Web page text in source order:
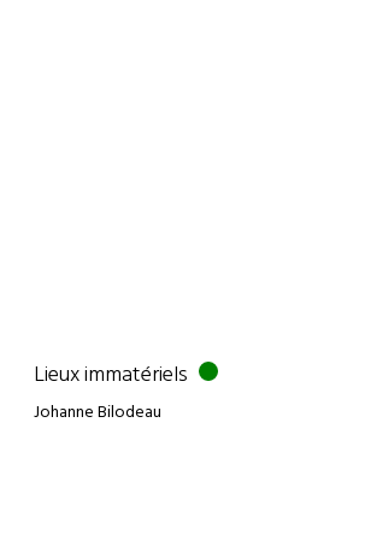
Lieux immatériels
Johanne Bilodeau